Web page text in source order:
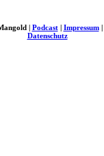
| Podcast| Impressum|
Datenschutz